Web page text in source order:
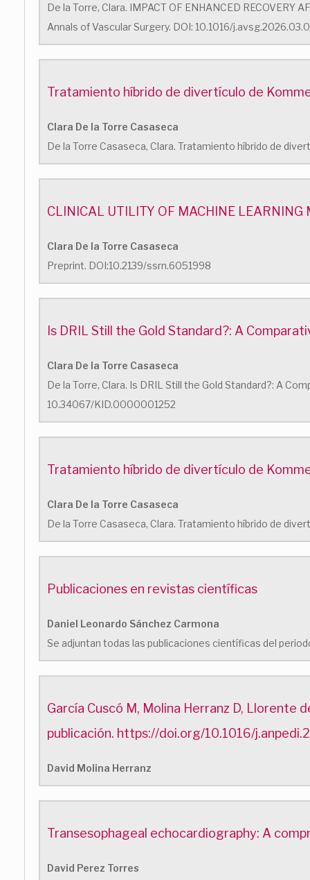
De la Torre, Clara. IMPACT OF ENHANCED RECOVERY
Annals of Vascular Surgery. DOI: 10.1016/
Tratamiento híbrido de divertículo de
Clara De la Torre Casaseca
De la Torre Casaseca, Clara. Tratamiento híbrido de
CLINICAL UTILITY OF MACHINE
Clara De la Torre Casaseca
Preprint. DOI:10.2139/ssrn.6051998
Is DRIL Still the Gold Standard?: A
Clara De la Torre Casaseca
De la Torre, Clara. Is DRIL Still the Gold Standard?: A
10.34067/KID.0000001252
Tratamiento híbrido de divertículo de
Clara De la Torre Casaseca
De la Torre Casaseca, Clara. Tratamiento híbrido de
Publicaciones en revistas científicas
Daniel Leonardo Sánchez Carmona
Se adjuntan todas las publicaciones científicas del
García Cuscó M, Molina Herranz D,
publicación. https://doi.org/10.1016/
David Molina Herranz
Transesophageal echocardiography: A
David Perez Torres